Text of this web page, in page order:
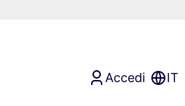
Accedi IT